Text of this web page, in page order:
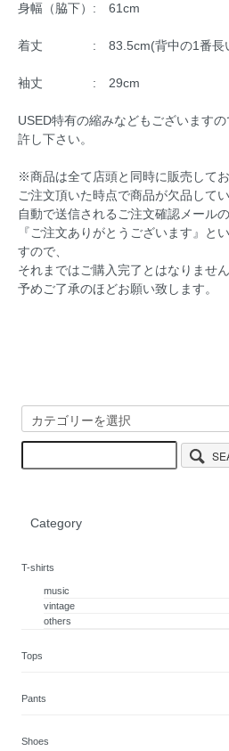
身幅（脇下）: 61cm
着丈 : 83.5cm(背中の1番長い
袖丈 : 29cm
USED特有の縮みなどもございます
許し下さい。
※商品は全て店頭と同時に販売してお
ご注文頂いた時点で商品が欠品して
自動で送信されるご注文確認メール
『ご注文ありがとうございます』と
すので、
それまではご購入完了とはなりません
予めご了承のほどお願い致します。
Category
T-shirts
music
vintage
others
Tops
Pants
Shoes